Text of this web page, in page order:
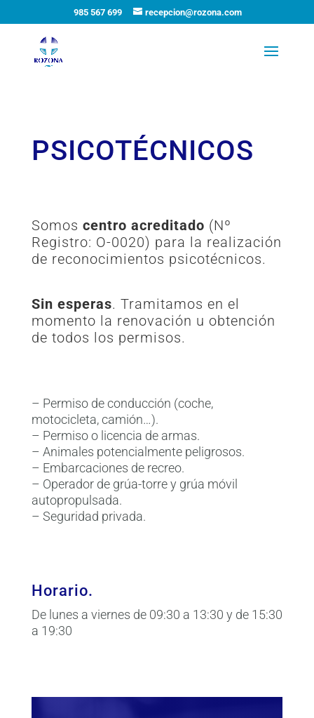
985 567 699 recepcion@rozona.com
PSICOTÉCNICOS
Somos centro acreditado (Nº
Registro: O-0020) para la realización
de reconocimientos psicotécnicos.
Sin esperas. Tramitamos en el
momento la renovación u obtención
de todos los permisos.
– Permiso de conducción (coche,
motocicleta, camión…).
– Permiso o licencia de armas.
– Animales potencialmente peligrosos.
– Embarcaciones de recreo.
– Operador de grúa-torre y grúa móvil
autopropulsada.
– Seguridad privada.
Horario.
De lunes a viernes de 09:30 a 13:30 y de 15:30
a 19:30